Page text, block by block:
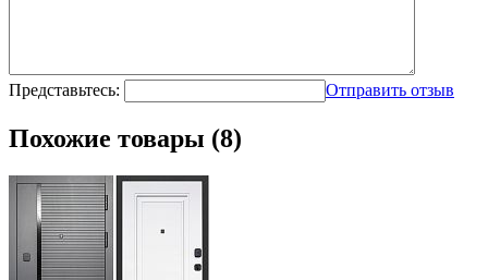
Представьтесь: Отправить отзыв
Похожие товары (8)